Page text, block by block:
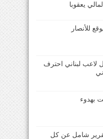
يعقوبا
للأنصار
لبناني احترف
بهدوء
شامل عن كل